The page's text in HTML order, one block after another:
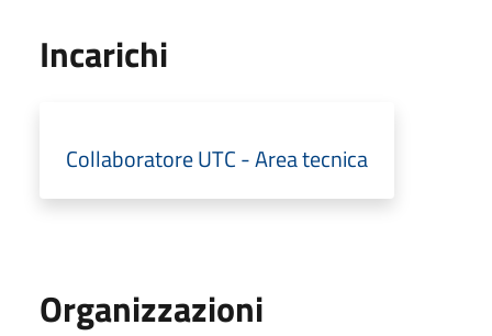
Incarichi
Collaboratore UTC - Area tecnica
Organizzazioni